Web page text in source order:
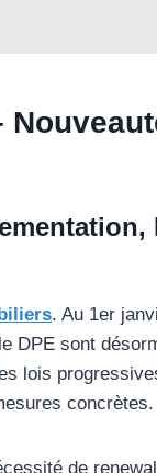
. Au 1er
DPE sont
lois
concrètes.
de